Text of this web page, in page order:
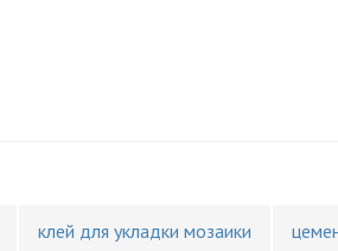
клей для укладки мозаики